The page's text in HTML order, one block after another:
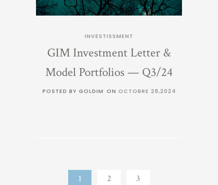
INVESTISSMENT
GIM Investment Letter &
Model Portfolios — Q3/24
POSTED BY GOLDIM ON OCTOBRE 28,2024
1 2 3